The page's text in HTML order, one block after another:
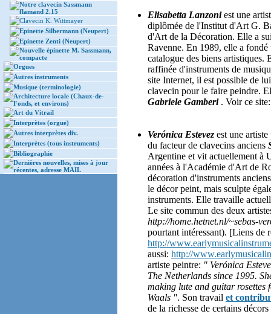
Notre clavecin Sassmann
flamand 2.15
Clavecin K. Wittmayer
Epinette Silbermann (Neupert)
Epinette Zenti (Neupert)
Nouvelle épinette M. Sassmann,
compacte
Orgues
Autres instruments
Musique (terminologie)
Architecture locale (Chaux-de-
Fonds, et environs)
Art du Vitrail
Interprètes (orgue)
Autres interprètes div.
Interprètes (tous instruments)
Bibliographie
Dernières nouvelles, mises à jour
récentes, adresse MAIL
Elisabetta Lanzoni est une
diplômée de l'Institut d'Art G.
d'Art de la Décoration. Elle a
Ravenne. En 1989, elle a
catalogue des biens artistiques.
raffinée d'instruments de
site Internet, il est possible de
clavecin pour le faire peindre.
Gabriele Gamberi . Voir ce
Verónica Estevez est une
du facteur de clavecins anciens
Argentine et vit actuellement à
années à l'Académie d'Art de
décoration d'instruments
le décor peint, mais sculpte
instruments. Elle travaille
Le site commun des deux
http://home.hetnet.nl/~sebas-
pourtant intéressant). [Liens de
http://
aussi: http://
artiste peintre: " Verónica
The Netherlands since 1995.
making lute and guitar
Waals ". Son travail et
de la richesse de certains